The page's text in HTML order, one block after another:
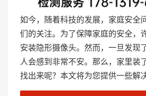
如今，随着科技的发展，家庭安全
们的关注。为了保障家庭的安全，
安装隐形摄像头。然而，一旦发现
人会感到非常不安。那么，家里装
找出来呢？本文将为您提供一些解